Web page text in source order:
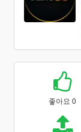
좋아요 0